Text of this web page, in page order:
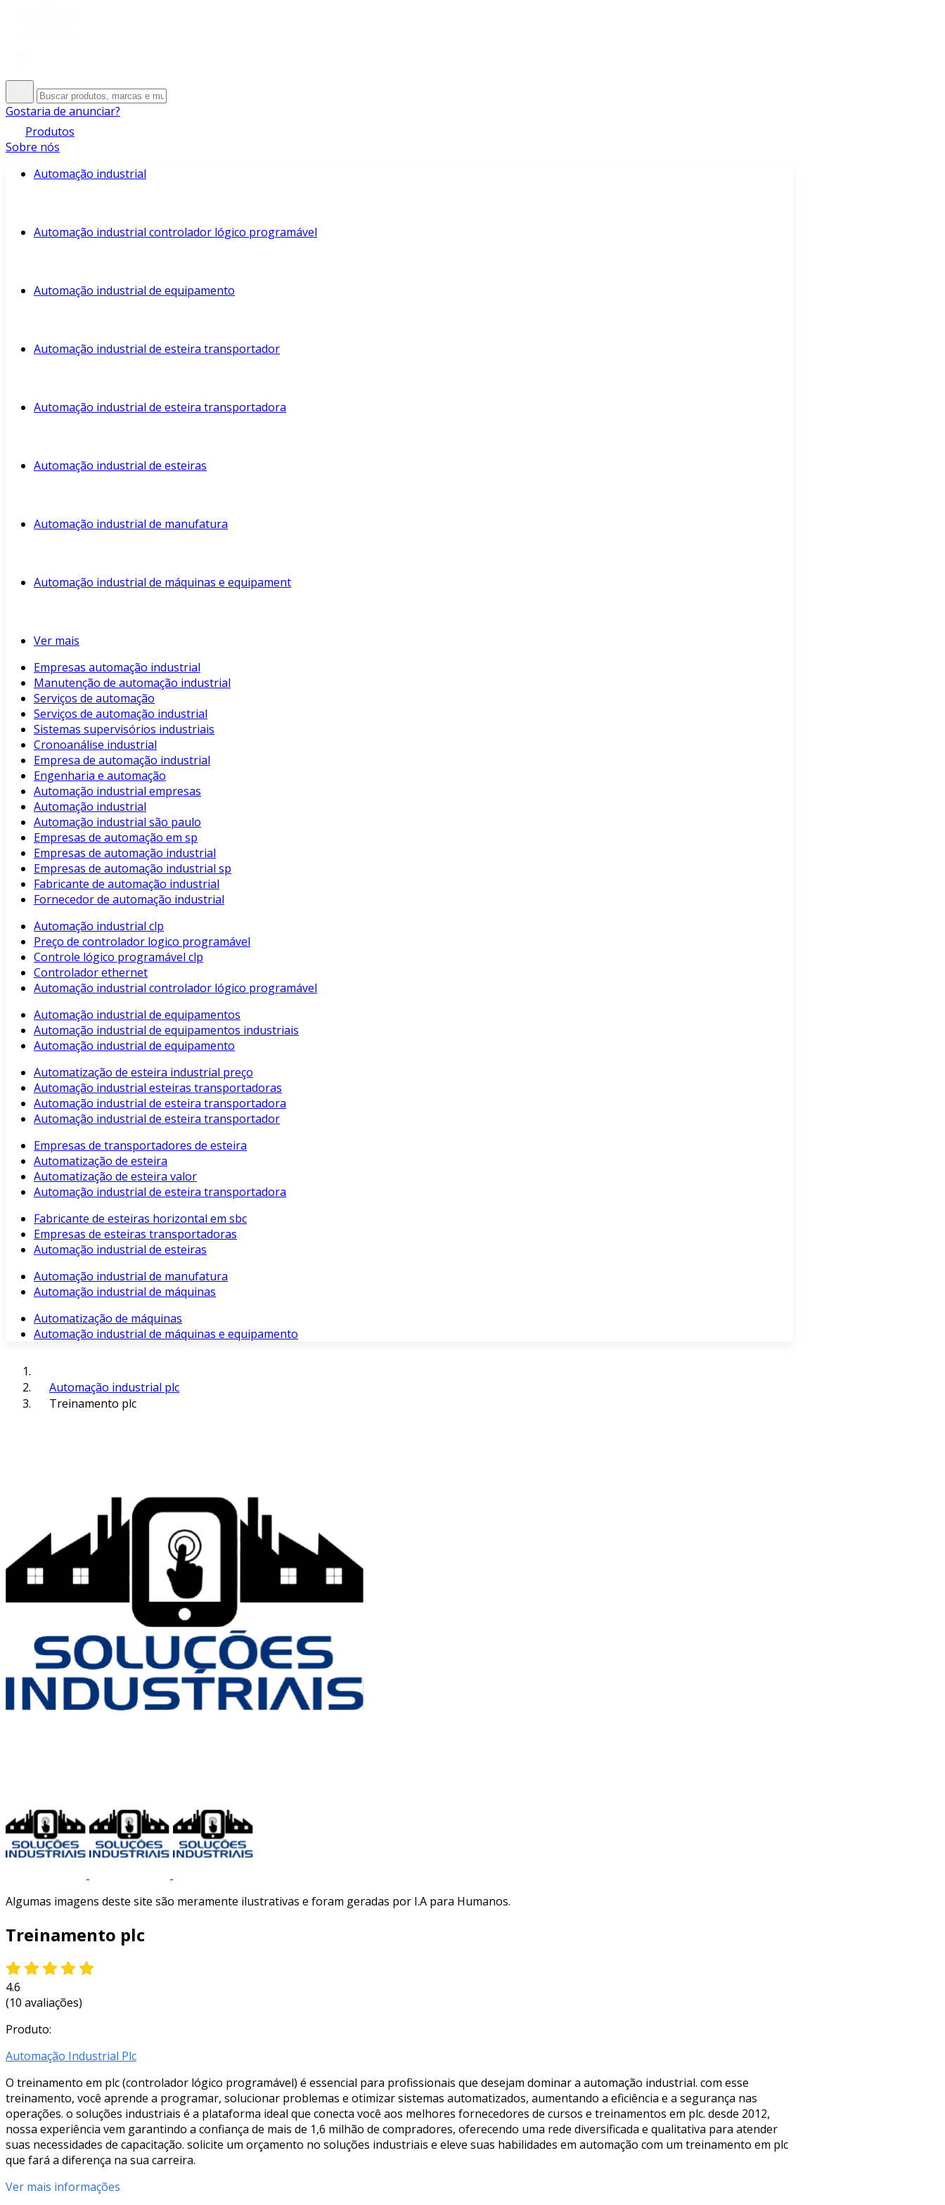
Gostaria de anunciar?
Produtos
Sobre nós
Automação industrial
Automação industrial controlador lógico programável
Automação industrial de equipamento
Automação industrial de esteira transportador
Automação industrial de esteira transportadora
Automação industrial de esteiras
Automação industrial de manufatura
Automação industrial de máquinas e equipament
Ver mais
Empresas automação industrial
Manutenção de automação industrial
Serviços de automação
Serviços de automação industrial
Sistemas supervisórios industriais
Cronoanálise industrial
Empresa de automação industrial
Engenharia e automação
Automação industrial empresas
Automação industrial
Automação industrial são paulo
Empresas de automação em sp
Empresas de automação industrial
Empresas de automação industrial sp
Fabricante de automação industrial
Fornecedor de automação industrial
Automação industrial clp
Preço de controlador logico programável
Controle lógico programável clp
Controlador ethernet
Automação industrial controlador lógico programável
Automação industrial de equipamentos
Automação industrial de equipamentos industriais
Automação industrial de equipamento
Automatização de esteira industrial preço
Automação industrial esteiras transportadoras
Automação industrial de esteira transportadora
Automação industrial de esteira transportador
Empresas de transportadores de esteira
Automatização de esteira
Automatização de esteira valor
Automação industrial de esteira transportadora
Fabricante de esteiras horizontal em sbc
Empresas de esteiras transportadoras
Automação industrial de esteiras
Automação industrial de manufatura
Automação industrial de máquinas
Automatização de máquinas
Automação industrial de máquinas e equipamento
Automação industrial plc
Treinamento plc
Algumas imagens deste site são meramente ilustrativas e foram geradas por I.A para Humanos.
Treinamento plc
4.6
(10 avaliações)
Produto:
Automação Industrial Plc
O treinamento em plc (controlador lógico programável) é essencial para profissionais que desejam dominar a automação industrial. com esse
treinamento, você aprende a programar, solucionar problemas e otimizar sistemas automatizados, aumentando a eficiência e a segurança nas
operações. o soluções industriais é a plataforma ideal que conecta você aos melhores fornecedores de cursos e treinamentos em plc. desde 2012,
nossa experiência vem garantindo a confiança de mais de 1,6 milhão de compradores, oferecendo uma rede diversificada e qualitativa para atender
suas necessidades de capacitação. solicite um orçamento no soluções industriais e eleve suas habilidades em automação com um treinamento em plc
que fará a diferença na sua carreira.
Ver mais informações